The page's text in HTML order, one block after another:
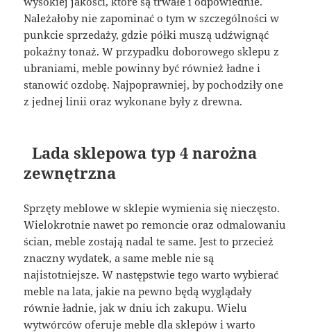
Należałoby nie zapominać o tym w szczególności w
punkcie sprzedaży, gdzie półki muszą udźwignąć
pokaźny tonaż. W przypadku doborowego sklepu z
ubraniami, meble powinny być również ładne i
stanowić ozdobę. Najpoprawniej, by pochodziły one
z jednej linii oraz wykonane były z drewna.
Lada sklepowa typ 4 narożna
zewnętrzna
Sprzęty meblowe w sklepie wymienia się nieczęsto.
Wielokrotnie nawet po remoncie oraz odmalowaniu
ścian, meble zostają nadal te same. Jest to przecież
znaczny wydatek, a same meble nie są
najistotniejsze. W następstwie tego warto wybierać
meble na lata, jakie na pewno będą wyglądały
równie ładnie, jak w dniu ich zakupu. Wielu
wytwórców oferuje meble dla sklepów i warto